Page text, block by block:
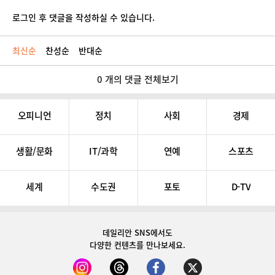
로그인 후 댓글을 작성하실 수 있습니다.
최신순 찬성순 반대순
0 개의 댓글 전체보기
오피니언 정치 사회 경제
생활/문화 IT/과학 연예 스포츠
세계 수도권 포토 D-TV
데일리안 SNS에서도
다양한 컨텐츠를 만나보세요.